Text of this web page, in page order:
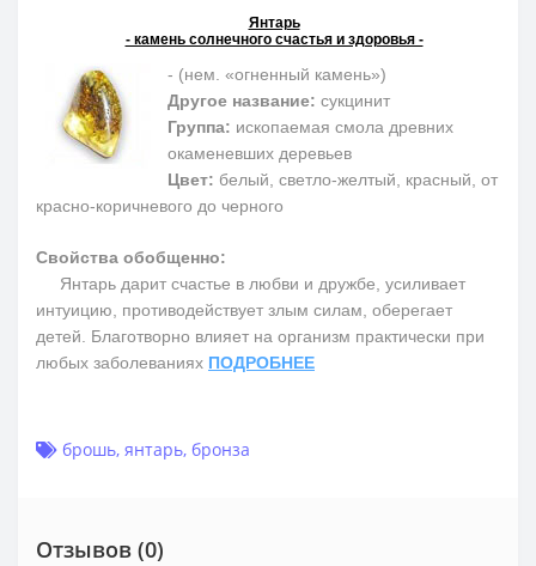
Янтарь
- камень солнечного счастья и здоровья -
- (нем. «огненный камень»)
Другое название: сукцинит
Группа: ископаемая смола древних
окаменевших деревьев
Цвет: белый, светло-желтый, красный, от
красно-коричневого до черного
Свойства обобщенно:
Янтарь дарит счастье в любви и дружбе, усиливает
интуицию, противодействует злым силам, оберегает
детей. Благотворно влияет на организм практически при
любых заболеваниях ПОДРОБНЕЕ
брошь, янтарь, бронза
Отзывов (0)